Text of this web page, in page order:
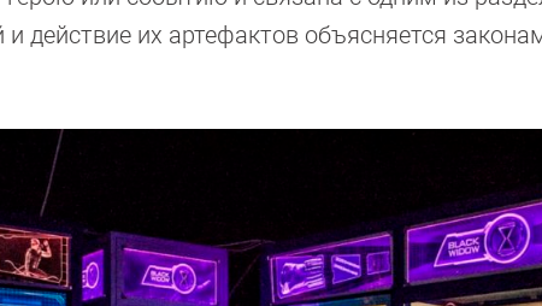
и действие их артефактов объясняется